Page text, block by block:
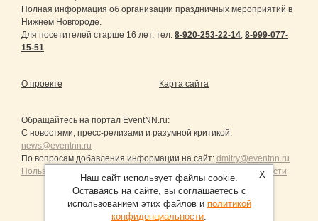
Полная информация об организации праздничных мероприятий в
Нижнем Новгороде.
Для посетителей старше 16 лет. тел. 8-920-253-22-14, 8-999-077-
15-51
О проекте Карта сайта
Обращайтесь на портал EventNN.ru:
С новостями, пресс-релизами и разумной критикой:
news@eventnn.ru
По вопросам добавления информации на сайт: dmitry@eventnn.ru
Пользовательское Соглашение и политика конфиденциальности
X
Наш сайт использует файлы cookie.
Оставаясь на сайте, вы соглашаетесь с
использованием этих файлов и политикой
конфиденциальности.